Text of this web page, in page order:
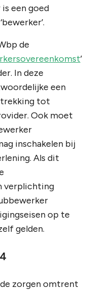
een goed
de
’
In deze
een
tot
Ook moet
inschakelen bij
Als dit
verplichting
op te
gelden.
zorgen omtrent